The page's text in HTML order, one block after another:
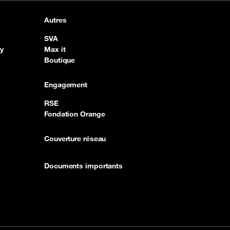
Autres
SVA
Max it
Boutique
Engagement
RSE
Fondation Orange
Couverture réseau
Documents importants